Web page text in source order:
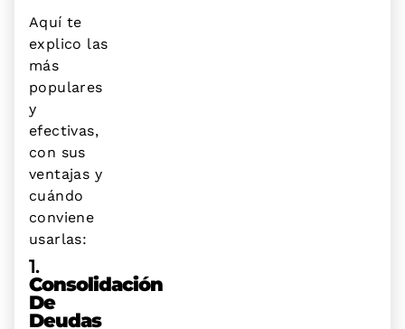
Aquí te
explico las
más
populares
y
efectivas,
con sus
ventajas y
cuándo
conviene
usarlas:
1.
Consolidación
De
Deudas